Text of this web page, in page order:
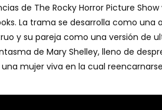
de The Rocky Horror Picture
La trama se desarrolla como
y su pareja como una versión de
de Mary Shelley, lleno de
mujer viva en la cual